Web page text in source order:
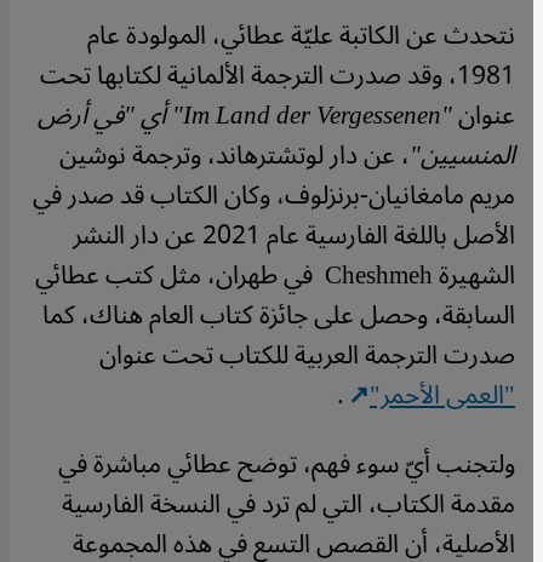
نتحدث عن الكاتبة عليّة عطائي، المولودة عام
1981، وقد صدرت الترجمة الألمانية لكتابها تحت
عنوان "Im Land der Vergessenen" أي "في أرض
المنسيين"، عن دار لوتشترهاند، وترجمة نوشين
مريم مامغانيان-برنزلوف، وكان الكتاب قد صدر في
الأصل باللغة الفارسية عام 2021 عن دار النشر
الشهيرة Cheshmeh في طهران، مثل كتب عطائي
السابقة، وحصل على جائزة كتاب العام هناك، كما
صدرت الترجمة العربية للكتاب تحت عنوان
"العمى الأحمر" .
ولتجنب أيّ سوء فهم، توضح عطائي مباشرة في
مقدمة الكتاب، التي لم ترد في النسخة الفارسية
الأصلية، أن القصص التسع في هذه المجموعة